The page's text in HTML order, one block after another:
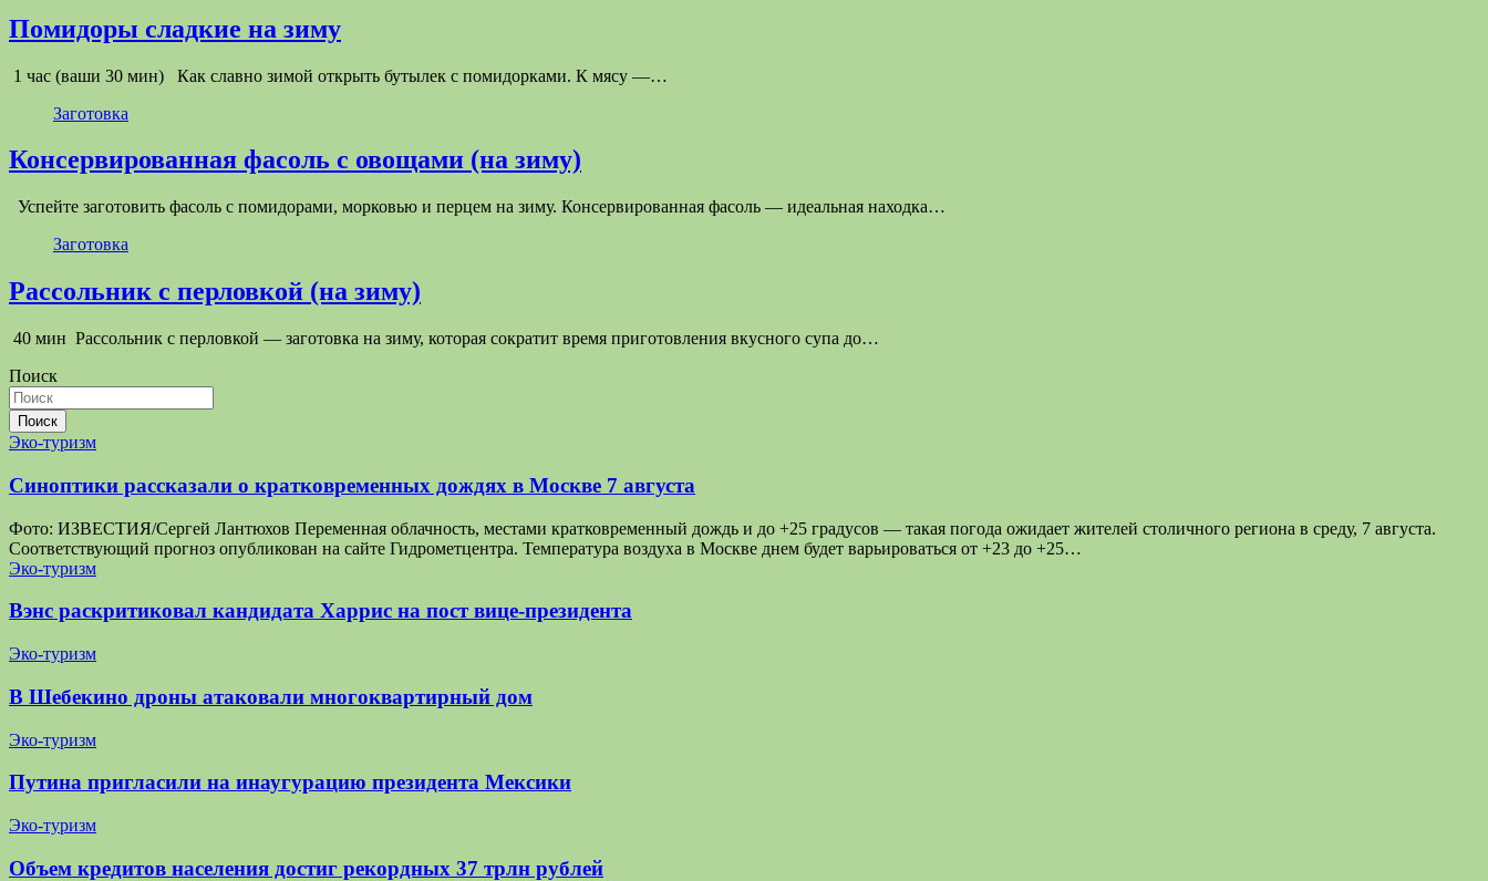
Помидоры сладкие на зиму
1 час (ваши 30 мин) Как славно зимой открыть бутылек с помидорками. К мясу —…
Заготовка
Консервированная фасоль с овощами (на зиму)
Успейте заготовить фасоль с помидорами, морковью и перцем на зиму. Консервированная фасоль — идеальная находка…
Заготовка
Рассольник с перловкой (на зиму)
40 мин Рассольник с перловкой — заготовка на зиму, которая сократит время приготовления вкусного супа до…
Поиск
Поиск
Эко-туризм
Синоптики рассказали о кратковременных дождях в Москве 7 августа
Фото: ИЗВЕСТИЯ/Сергей Лантюхов Переменная облачность, местами кратковременный дождь и до +25 градусов — такая погода ожидает жителей столичного региона в среду, 7 августа.
Соответствующий прогноз опубликован на сайте Гидрометцентра. Температура воздуха в Москве днем будет варьироваться от +23 до +25…
Эко-туризм
Вэнс раскритиковал кандидата Харрис на пост вице-президента
Эко-туризм
В Шебекино дроны атаковали многоквартирный дом
Эко-туризм
Путина пригласили на инаугурацию президента Мексики
Эко-туризм
Объем кредитов населения достиг рекордных 37 трлн рублей